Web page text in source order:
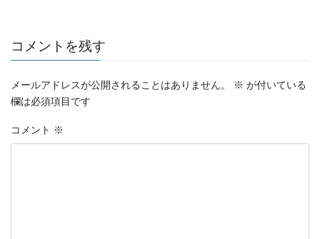
コメントを残す
メールアドレスが公開されることはありません。 ※ が付いている
欄は必須項目です
コメント ※